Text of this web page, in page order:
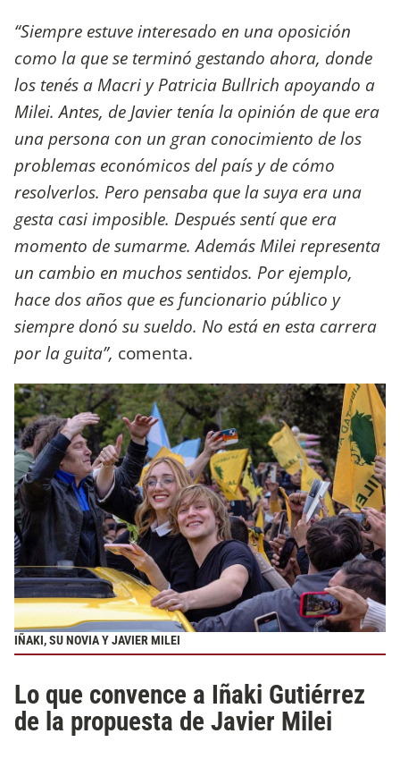
“Siempre estuve interesado en una oposición
como la que se terminó gestando ahora, donde
los tenés a Macri y Patricia Bullrich apoyando a
Milei. Antes, de Javier tenía la opinión de que era
una persona con un gran conocimiento de los
problemas económicos del país y de cómo
resolverlos. Pero pensaba que la suya era una
gesta casi imposible. Después sentí que era
momento de sumarme. Además Milei representa
un cambio en muchos sentidos. Por ejemplo,
hace dos años que es funcionario público y
siempre donó su sueldo. No está en esta carrera
por la guita”, comenta.
IÑAKI, SU NOVIA Y JAVIER MILEI
Lo que convence a Iñaki Gutiérrez
de la propuesta de Javier Milei